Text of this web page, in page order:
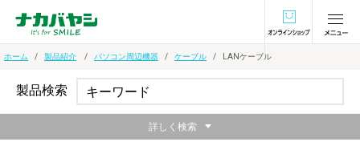
オンラインショ
ホーム 製品紹介 パソコン周辺機器 ケーブル LANケーブル
製品検索
詳しく検索